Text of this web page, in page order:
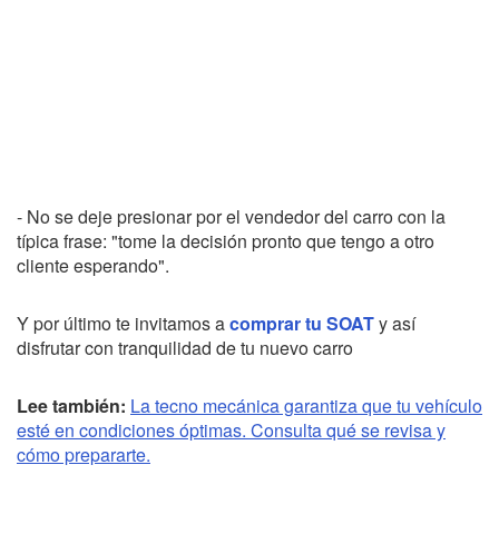
- No se deje presionar por el vendedor del carro con la
típica frase: "tome la decisión pronto que tengo a otro
cliente esperando".
Y por último te invitamos acomprar tu SOATy así
disfrutar con tranquilidad de tu nuevo carro
Lee también: La tecno mecánica garantiza que tu vehículo
esté en condiciones óptimas. Consulta qué se revisa y
cómo prepararte.